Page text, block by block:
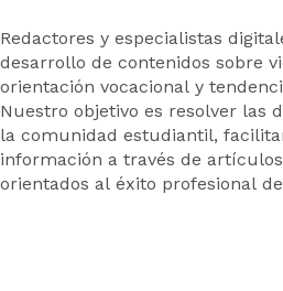
Redactores y especialistas
desarrollo de contenidos sobre
orientación vocacional y
Nuestro objetivo es resolver las
la comunidad estudiantil,
información a través de
orientados al éxito profesional